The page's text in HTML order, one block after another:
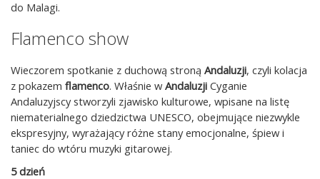
do Malagi.
Flamenco show
Wieczorem spotkanie z duchową stroną Andaluzji, czyli kolacja
z pokazem flamenco. Właśnie w Andaluzji Cyganie
Andaluzyjscy stworzyli zjawisko kulturowe, wpisane na listę
niematerialnego dziedzictwa UNESCO, obejmujące niezwykle
ekspresyjny, wyrażający różne stany emocjonalne, śpiew i
taniec do wtóru muzyki gitarowej.
5 dzień